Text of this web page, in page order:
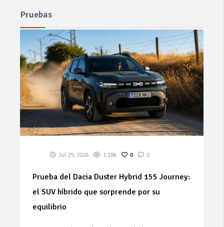
Pruebas
Jul 29, 2026 1.18k 0 0
Prueba del Dacia Duster Hybrid 155 Journey:
el SUV híbrido que sorprende por su
equilibrio